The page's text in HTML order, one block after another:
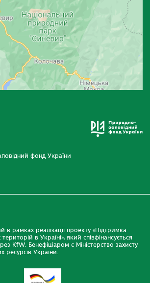
фонд України
в рамках реалізації проекту «Підтримка
в Україні», який співфінансується
KfW. Бенефіціаром є Міністерство захисту
ресурсів України.